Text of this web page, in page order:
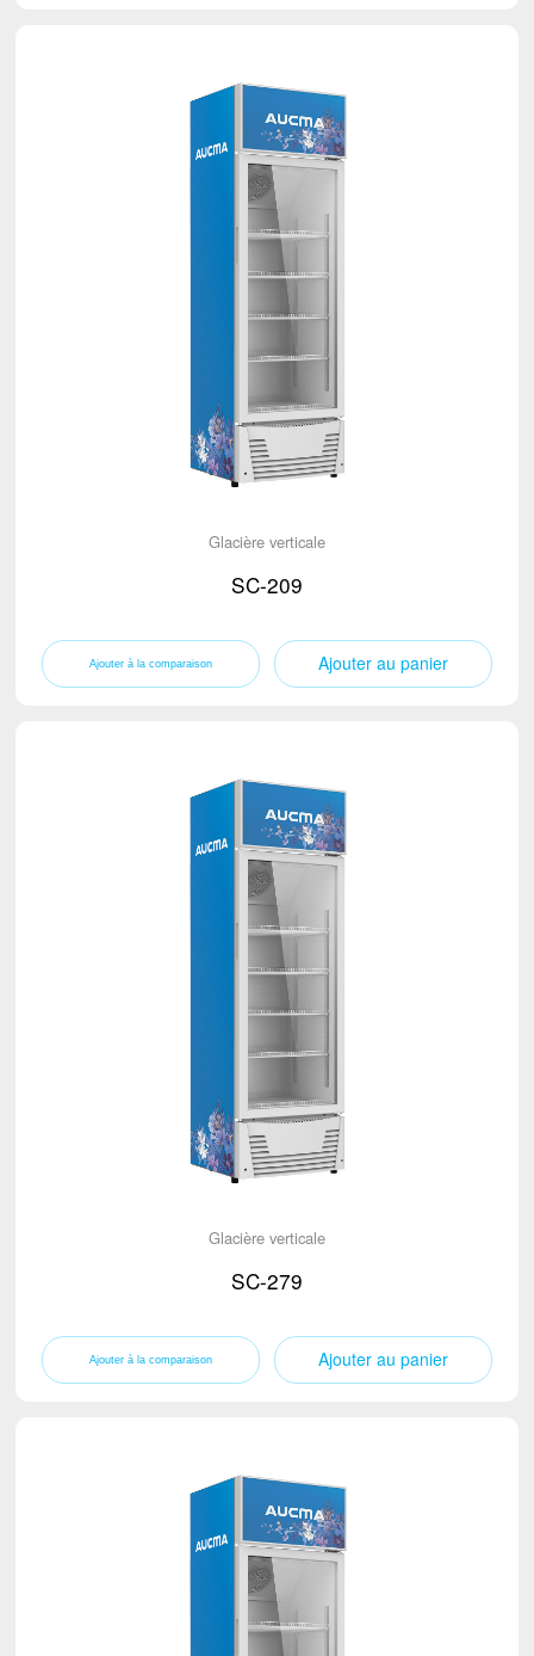
Glacière verticale
SC-209
Ajouter au panier
Glacière verticale
SC-279
Ajouter au panier